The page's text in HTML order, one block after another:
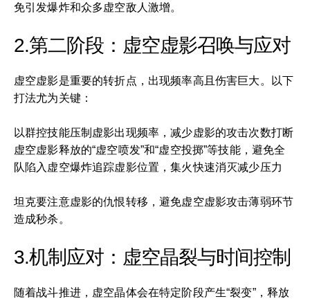
免引发爆炸和众多虚空敌人激增。
2.第二阶段：虚空虚影召唤与应对
虚空虚影是重要的转折点，出现频率高且伤害巨大。以下
打法尤为关键：
以群控技能压制虚影出现频率，减少虚影的攻击次数打断
虚空虚影释放的“虚空喷发”和“虚空投掷”等技能，避免全
队陷入虚空爆炸追踪虚影位置，集火快速消灭减少压力
坦克要注意虚影的仇恨转移，避免虚空虚影攻击薄弱环节
造成秒杀。
3.机制应对：虚空晶裂与时间控制
随着战斗推进，虚空晶体会在特定阶段产生“裂变”，释放